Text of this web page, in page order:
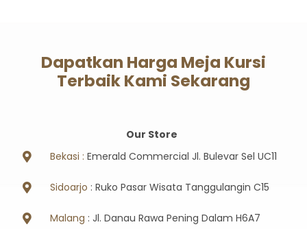
Dapatkan Harga Meja Kursi
Terbaik Kami Sekarang
Our Store
Bekasi : Emerald Commercial Jl. Bulevar Sel UC11
Sidoarjo : Ruko Pasar Wisata Tanggulangin C15
Malang : Jl. Danau Rawa Pening Dalam H6A7